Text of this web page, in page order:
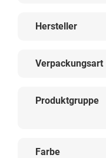
Hersteller
Verpackungsart
Produktgruppe
Farbe